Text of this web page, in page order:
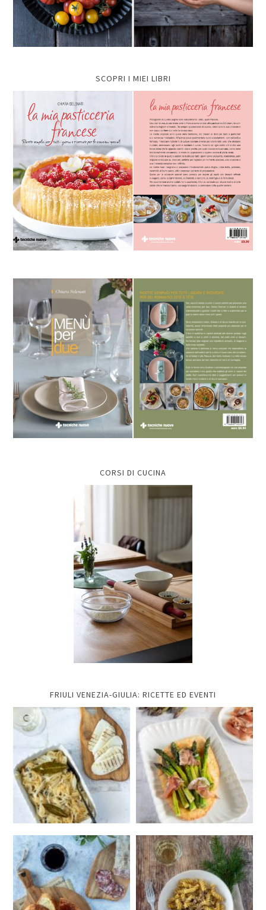
SCOPRI I MIEI LIBRI
CORSI DI CUCINA
FRIULI VENEZIA-GIULIA: RICETTE ED EVENTI